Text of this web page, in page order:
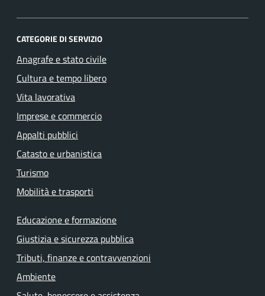
CATEGORIE DI SERVIZIO
Anagrafe e stato civile
Cultura e tempo libero
Vita lavorativa
Imprese e commercio
Appalti pubblici
Catasto e urbanistica
Turismo
Mobilità e trasporti
Educazione e formazione
Giustizia e sicurezza pubblica
Tributi, finanze e contravvenzioni
Ambiente